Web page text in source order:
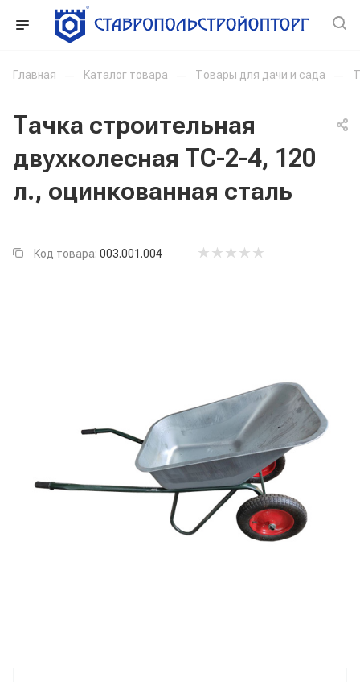
Главная — Каталог товара — Товары для дачи и сада —
Тачка строительная
двухколесная ТС-2-4, 120
л., оцинкованная сталь
Код товара: 003.001.004